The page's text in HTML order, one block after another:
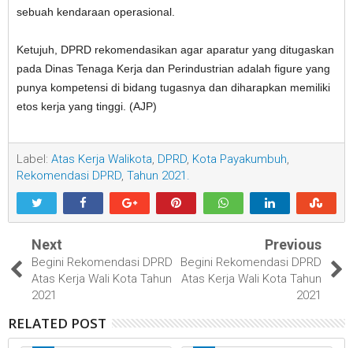
sebuah kendaraan operasional.
Ketujuh, DPRD rekomendasikan agar aparatur yang ditugaskan
pada Dinas Tenaga Kerja dan Perindustrian adalah figure yang
punya kompetensi di bidang tugasnya dan diharapkan memiliki
etos kerja yang tinggi. (AJP)
Label: Atas Kerja Walikota, DPRD, Kota Payakumbuh,
Rekomendasi DPRD, Tahun 2021.
Next
Begini Rekomendasi DPRD
Atas Kerja Wali Kota Tahun
2021
Previous
Begini Rekomendasi DPRD
Atas Kerja Wali Kota Tahun
2021
RELATED POST